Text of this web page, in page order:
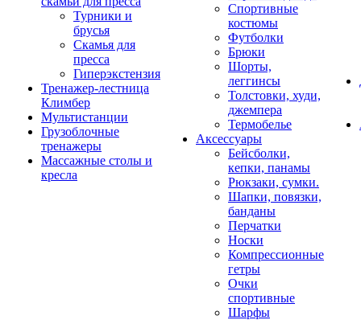
Турники и
брусья
Скамья для
пресса
Гиперэкстензия
Тренажер-лестница
Климбер
Мультистанции
Грузоблочные
тренажеры
Массажные столы и
кресла
Спортивные
костюмы
Футболки
Брюки
Шорты,
леггинсы
Толстовки, худи,
джемпера
Термобелье
Аксессуары
Бейсболки,
кепки, панамы
Рюкзаки, сумки.
Шапки, повязки,
банданы
Перчатки
Носки
Компрессионные
гетры
Очки
спортивные
Шарфы